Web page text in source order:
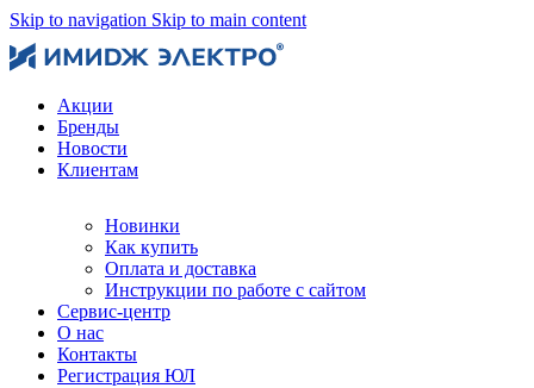
Skip to navigation Skip to main content
Акции
Бренды
Новости
Клиентам
Новинки
Как купить
Оплата и доставка
Инструкции по работе с сайтом
Сервис-центр
О нас
Контакты
Регистрация ЮЛ